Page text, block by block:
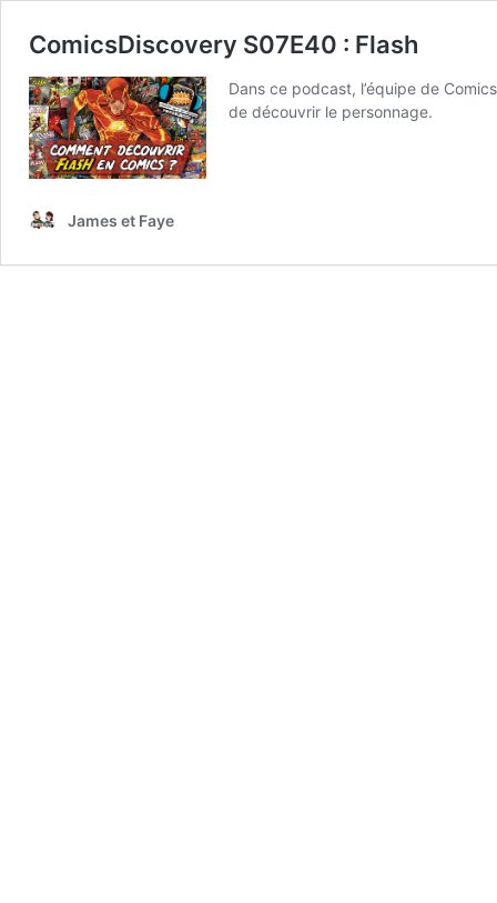
ComicsDiscovery S07E40 : Flash
Dans ce podcast, l’équipe de
de découvrir le personnage.
James et Faye